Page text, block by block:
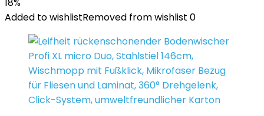
Added to wishlistRemoved from wishlist 0